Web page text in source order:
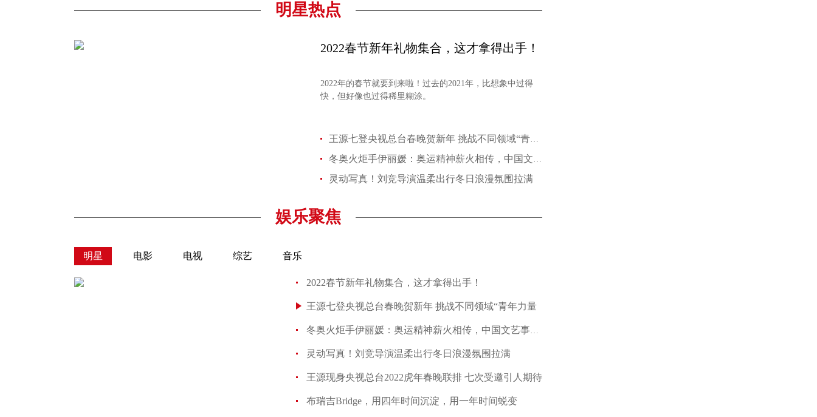
明星热点
2022春节新年礼物集合，这才拿得出手！
2022年的春节就要到来啦！过去的2021年，比想象中过得
快，但好像也过得稀里糊涂。
王源七登央视总台春晚贺新年 挑战不同领域“青年力量”受肯定
冬奥火炬手伊丽媛：奥运精神薪火相传，中国文艺事业会像火炬精神一样
灵动写真！刘竞导演温柔出行冬日浪漫氛围拉满
娱乐聚焦
明星 电影 电视 综艺 音乐
2022春节新年礼物集合，这才拿得出手！
王源七登央视总台春晚贺新年 挑战不同领域“青年力量
冬奥火炬手伊丽媛：奥运精神薪火相传，中国文艺事业会像火
灵动写真！刘竞导演温柔出行冬日浪漫氛围拉满
王源现身央视总台2022虎年春晚联排 七次受邀引人期待
布瑞吉Bridge，用四年时间沉淀，用一年时间蜕变